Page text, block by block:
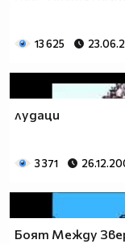
13 625
лудаци
3 371
Боят Между